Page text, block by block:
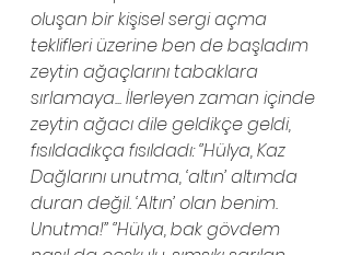
oluşan bir kişisel sergi açma
teklifleri üzerine ben de başladım
zeytin ağaçlarını tabaklara
sırlamaya... İlerleyen zaman içinde
zeytin ağacı dile geldikçe geldi,
fısıldadıkça fısıldadı: ‘’Hülya, Kaz
Dağlarını unutma, ‘altın’ altımda
duran değil. ‘Altın’ olan benim.
Unutma!’’ ‘’Hülya, bak gövdem